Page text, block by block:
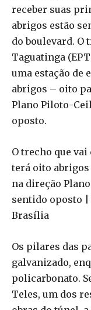
receber suas
abrigos estão
do boulevard. O
Taguatinga
uma estação de
abrigos – oito
Plano Piloto-
oposto.
O trecho que vai
terá oito abrigos
na direção
sentido oposto |
Brasília
Os pilares das
galvanizado,
policarbonato.
Teles, um dos